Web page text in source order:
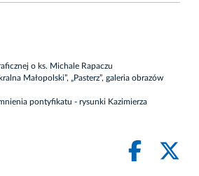
o ks. Michale Rapaczu
Małopolski”, „Pasterz”, galeria obrazów
pontyfikatu - rysunki Kazimierza